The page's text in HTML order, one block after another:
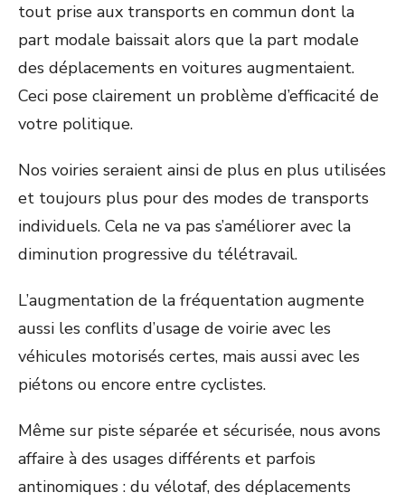
tout prise aux transports en commun dont la
part modale baissait alors que la part modale
des déplacements en voitures augmentaient.
Ceci pose clairement un problème d’efficacité de
votre politique.
Nos voiries seraient ainsi de plus en plus utilisées
et toujours plus pour des modes de transports
individuels. Cela ne va pas s’améliorer avec la
diminution progressive du télétravail.
L’augmentation de la fréquentation augmente
aussi les conflits d’usage de voirie avec les
véhicules motorisés certes, mais aussi avec les
piétons ou encore entre cyclistes.
Même sur piste séparée et sécurisée, nous avons
affaire à des usages différents et parfois
antinomiques : du vélotaf, des déplacements